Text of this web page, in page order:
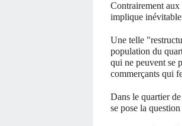
Contrairement
implique
Une telle
population du
qui ne peuvent se
commerçants qui
Dans le quartier
se pose la